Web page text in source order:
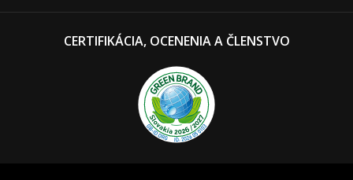
CERTIFIKÁCIA, OCENENIA A ČLENSTVO